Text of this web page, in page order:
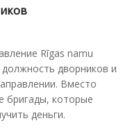
Rīgas namu
дворников и
Вместо
бригады, которые
деньги.